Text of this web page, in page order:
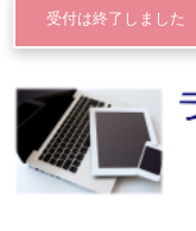
受付は終了しました